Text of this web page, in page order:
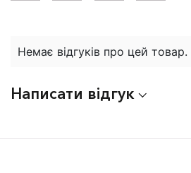
Немає відгуків про цей товар.
Написати відгук